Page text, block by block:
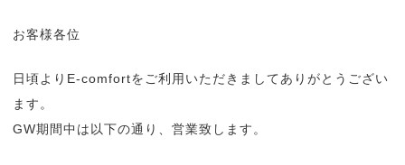
お客様各位
日頃よりE-comfortをご利用いただきましてありがとうござい
ます。
GW期間中は以下の通り、営業致します。